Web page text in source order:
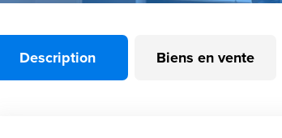
Description Biens en vente